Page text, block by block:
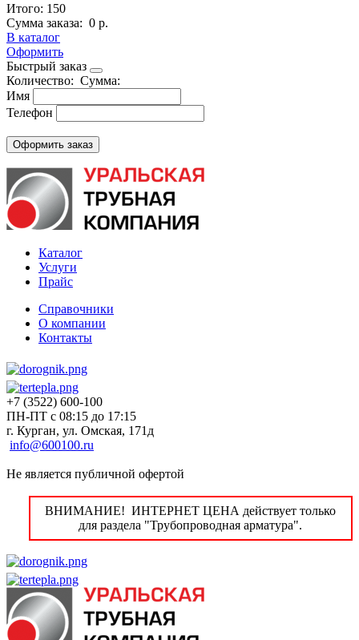
Итого: 150
Сумма заказа: 0 р.
В каталог
Оформить
Быстрый заказ
Количество: Сумма:
Имя
Телефон
Каталог
Услуги
Прайс
Справочники
О компании
Контакты
+7 (3522) 600-100
ПН-ПТ с 08:15 до 17:15
г. Курган, ул. Омская, 171д
info@600100.ru
Не является публичной офертой
ВНИМАНИЕ! ИНТЕРНЕТ ЦЕНА действует только
для раздела "Трубопроводная арматура".